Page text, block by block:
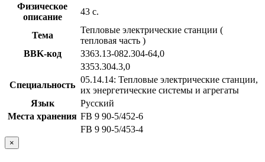
Физическое
описание
43 с.
Тема
Тепловые электрические станции (
тепловая часть )
BBK-код
З363.13-082.304-64,0
З353.304.3,0
Специальность
05.14.14: Тепловые электрические станции,
их энергетические системы и агрегаты
Язык
Русский
Места хранения FB 9 90-5/452-6
FB 9 90-5/453-4
×